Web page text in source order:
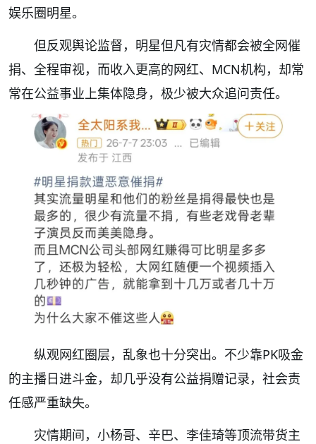
娱乐圈明星。
但反观舆论监督，明星但凡有灾情都会被全网催
捐、全程审视，而收入更高的网红、MCN机构，却常
常在公益事业上集体隐身，极少被大众追问责任。
纵观网红圈层，乱象也十分突出。不少靠PK吸金
的主播日进斗金，却几乎没有公益捐赠记录，社会责
任感严重缺失。
灾情期间，小杨哥、辛巴、李佳琦等顶流带货主